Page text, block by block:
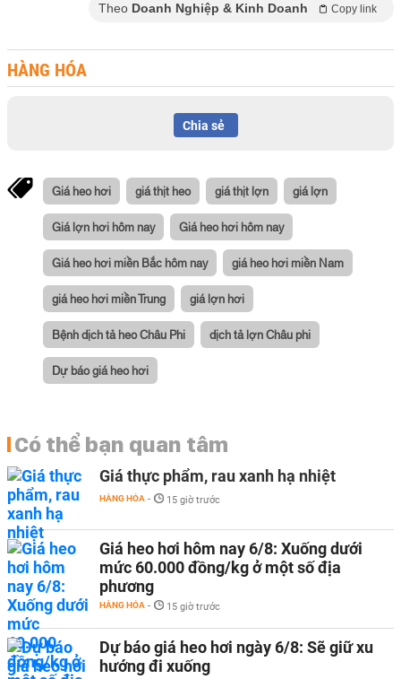
Theo Doanh Nghiệp & Kinh Doanh Copy link
HÀNG HÓA
Chia sẻ
Giá heo hơi giá thịt heo giá thịt lợn giá lợn
Giá lợn hơi hôm nay Giá heo hơi hôm nay
Giá heo hơi miền Bắc hôm nay giá heo hơi miền Nam
giá heo hơi miền Trung giá lợn hơi
Bệnh dịch tả heo Châu Phi dịch tả lợn Châu phi
Dự báo giá heo hơi
Có thể bạn quan tâm
Giá thực phẩm, rau xanh hạ nhiệt
HÀNG HÓA - 15 giờ trước
Giá heo hơi hôm nay 6/8: Xuống dưới
mức 60.000 đồng/kg ở một số địa
phương
HÀNG HÓA - 15 giờ trước
Dự báo giá heo hơi ngày 6/8: Sẽ giữ xu
hướng đi xuống